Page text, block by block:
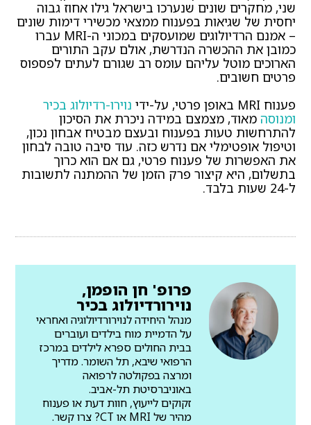
שני, מחקרים שונים שנערכו בישראל גילו אחוז גבוה
יחסית של שגיאות בפענוח ממצאי מכשירי דימות שונים
– אמנם הרדיולוגים שמועסקים במכוני ה-MRI עברו
כמובן את ההכשרה הנדרשת, אולם עקב התורים
הארוכים מוטל עליהם עומס רב שגורם לעתים לפספוס
פרטים חשובים.
פענוח MRI באופן פרטי, על-ידי
נוירו-רדיולוג בכיר
ומנוסה מאוד, מצמצם במידה ניכרת את הסיכון
להתרחשות טעות בפענוח ובעצם מבטיח אבחון נכון,
וטיפול אופטימלי אם נדרש כזה. עוד סיבה טובה לבחון
את האפשרות של פענוח פרטי, גם אם הוא כרוך
בתשלום, היא קיצור פרק הזמן של ההמתנה לתשובות
ל-24 שעות בלבד.
פרופ' חן הופמן,
נוירורדיולוג בכיר
מנהל היחידה לנוירורדיולוגיה ואחראי
על הדמיית מוח בילדים ועוברים
בבית החולים ספרא לילדים במרכז
הרפואי שיבא, תל השומר. מדריך
ומרצה בפקולטה לרפואה
באוניברסיטת תל-אביב.
זקוקים לייעוץ, חוות דעת או פענוח
מהיר של MRI או CT? צרו קשר.